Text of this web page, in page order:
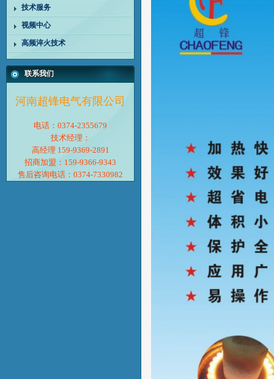
技术服务
视频中心
高频淬火技术
联系我们
河南超锋电气有限公司
电话：0374-2355679
技术经理：
高经理 159-9369-2891
招商加盟：159-9366-9343
售后咨询电话：0374-7330982